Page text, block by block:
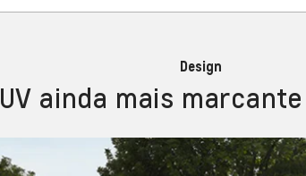
Design
ainda mais